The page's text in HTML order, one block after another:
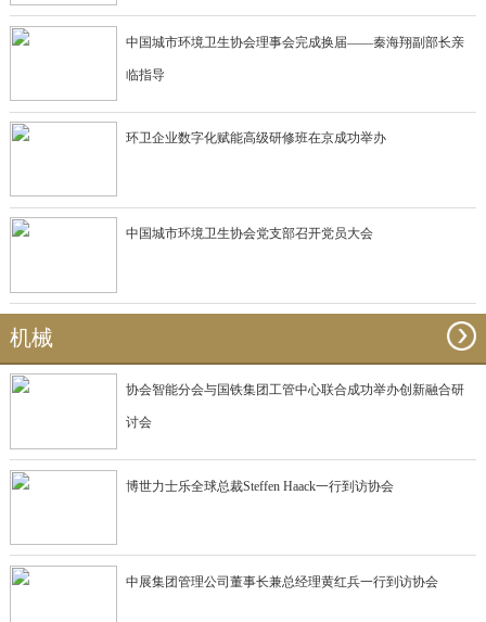
中国城市环境卫生协会理事会完成换届——秦海翔副部长亲
临指导
环卫企业数字化赋能高级研修班在京成功举办
中国城市环境卫生协会党支部召开党员大会
机械
协会智能分会与国铁集团工管中心联合成功举办创新融合研
讨会
博世力士乐全球总裁Steffen Haack一行到访协会
中展集团管理公司董事长兼总经理黄红兵一行到访协会